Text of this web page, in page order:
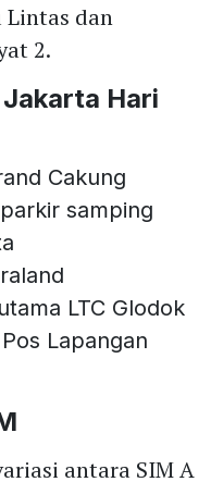
Lintas dan
2.
Hari
Cakung
samping
LTC Glodok
Lapangan
antara SIM A